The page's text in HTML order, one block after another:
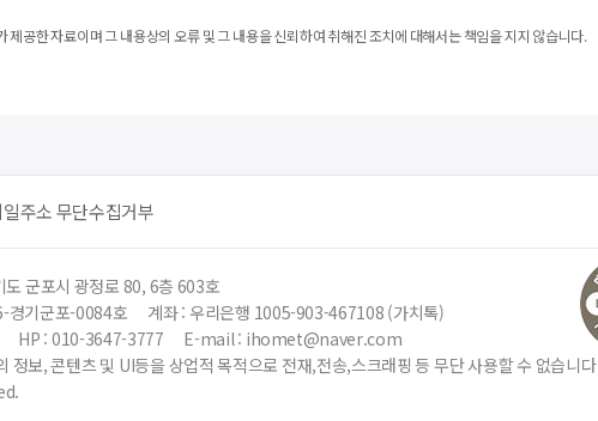
제공한 자료이며 그 내용상의 오류 및 그 내용을 신뢰하여 취해진 조치에 대해서는 책임을 지지 않습니다.
주소 무단수집거부
도 군포시 광정로 80, 6층 603호
경기군포-0084호
계좌 : 우리은행 1005-903-467108 (가치톡)
HP : 010-3647-3777
E-mail : ihomet@naver.com
정보, 콘텐츠 및 UI등을 상업적 목적으로 전재,전송,스크래핑 등 무단 사용할 수 없습니다